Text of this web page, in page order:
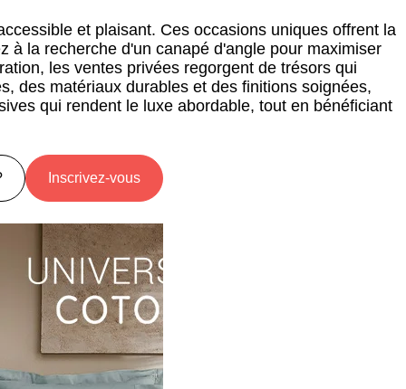
et plaisant. Ces occasions uniques offrent la
à la recherche d'un canapé d'angle pour maximiser
les ventes privées regorgent de trésors qui
des matériaux durables et des finitions soignées,
qui rendent le luxe abordable, tout en bénéficiant
Inscrivez-vous